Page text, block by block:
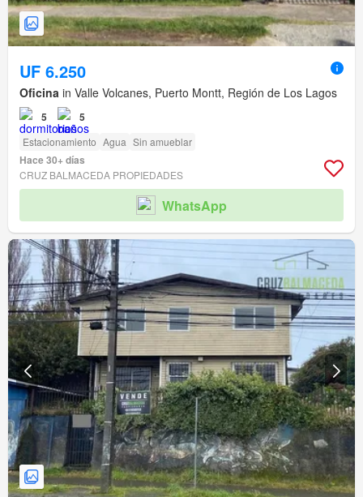
UF 6.250
Oficina in Valle Volcanes, Puerto Montt, Región de Los Lagos
5 5
Estacionamiento Agua Sin amueblar
Hace 30+ días
CRUZ BALMACEDA PROPIEDADES
WhatsApp